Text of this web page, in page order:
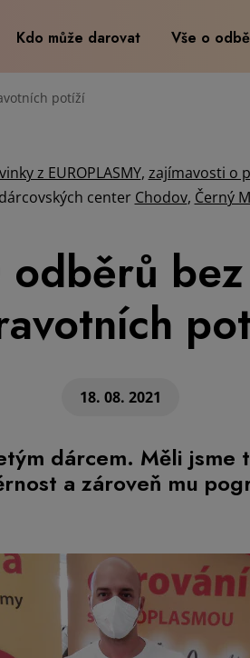
Kdo může darovat Vše o
potíží
z EUROPLASMY, zajímavosti o
center Chodov, Černý
18. 08. 2021
dárcem. Měli jsme
a zároveň mu